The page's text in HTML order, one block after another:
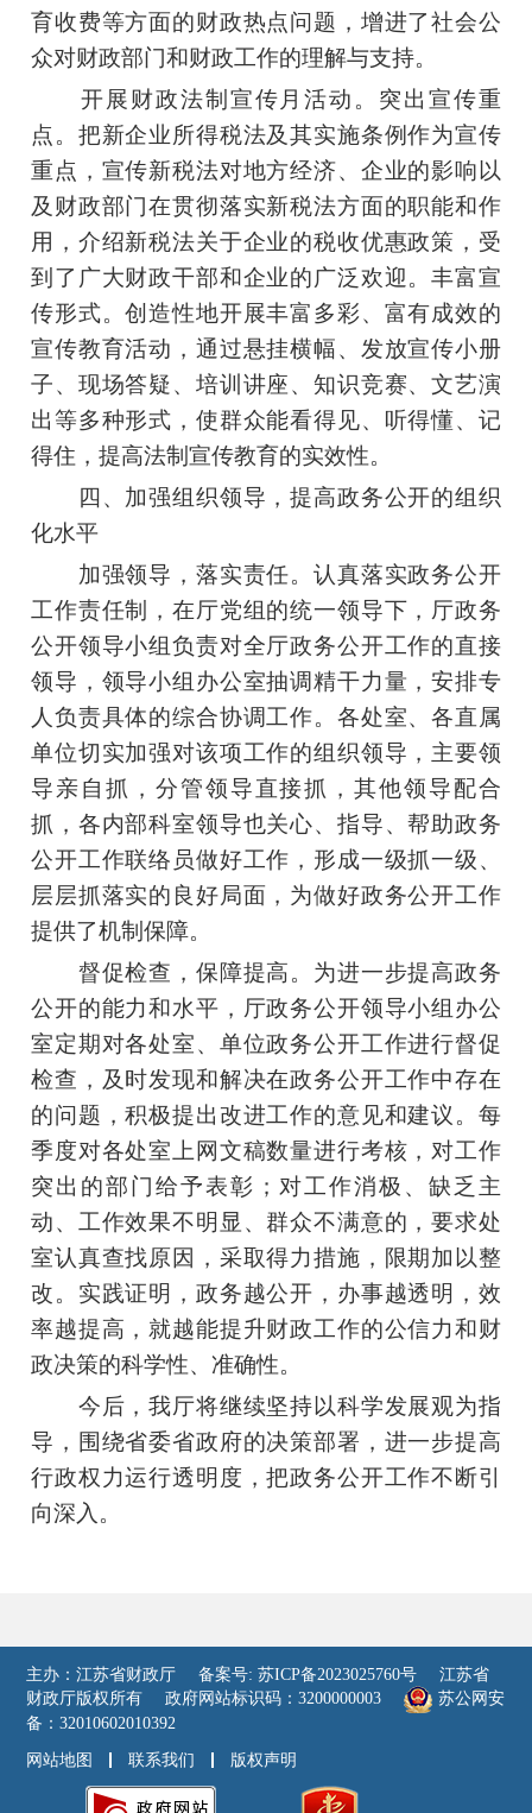
育收费等方面的财政热点问题，增进了社会公
众对财政部门和财政工作的理解与支持。
开展财政法制宣传月活动。突出宣传重
点。把新企业所得税法及其实施条例作为宣传
重点，宣传新税法对地方经济、企业的影响以
及财政部门在贯彻落实新税法方面的职能和作
用，介绍新税法关于企业的税收优惠政策，受
到了广大财政干部和企业的广泛欢迎。丰富宣
传形式。创造性地开展丰富多彩、富有成效的
宣传教育活动，通过悬挂横幅、发放宣传小册
子、现场答疑、培训讲座、知识竞赛、文艺演
出等多种形式，使群众能看得见、听得懂、记
得住，提高法制宣传教育的实效性。
四、加强组织领导，提高政务公开的组织
化水平
加强领导，落实责任。认真落实政务公开
工作责任制，在厅党组的统一领导下，厅政务
公开领导小组负责对全厅政务公开工作的直接
领导，领导小组办公室抽调精干力量，安排专
人负责具体的综合协调工作。各处室、各直属
单位切实加强对该项工作的组织领导，主要领
导亲自抓，分管领导直接抓，其他领导配合
抓，各内部科室领导也关心、指导、帮助政务
公开工作联络员做好工作，形成一级抓一级、
层层抓落实的良好局面，为做好政务公开工作
提供了机制保障。
督促检查，保障提高。为进一步提高政务
公开的能力和水平，厅政务公开领导小组办公
室定期对各处室、单位政务公开工作进行督促
检查，及时发现和解决在政务公开工作中存在
的问题，积极提出改进工作的意见和建议。每
季度对各处室上网文稿数量进行考核，对工作
突出的部门给予表彰；对工作消极、缺乏主
动、工作效果不明显、群众不满意的，要求处
室认真查找原因，采取得力措施，限期加以整
改。实践证明，政务越公开，办事越透明，效
率越提高，就越能提升财政工作的公信力和财
政决策的科学性、准确性。
今后，我厅将继续坚持以科学发展观为指
导，围绕省委省政府的决策部署，进一步提高
行政权力运行透明度，把政务公开工作不断引
向深入。
主办：江苏省财政厅 备案号: 苏ICP备2023025760号
江苏省
财政厅版权所有
政府网站标识码：3200000003
苏公网安
备：32010602010392
网站地图 联系我们 版权声明